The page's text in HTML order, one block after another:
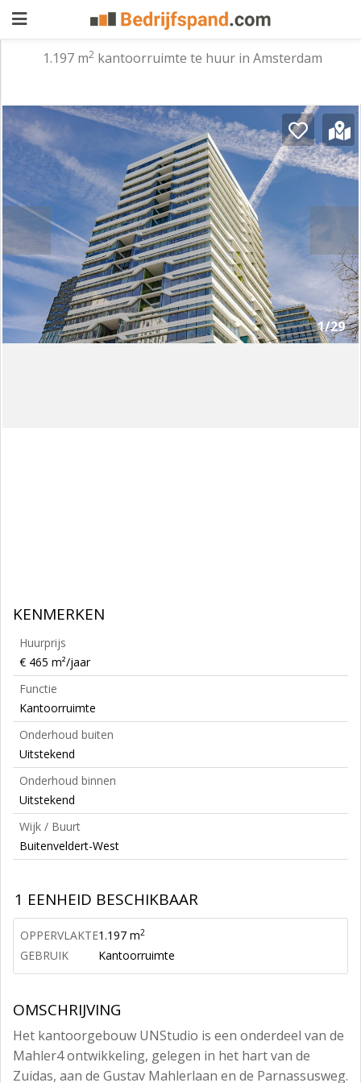
aanbieden
Pand
zoeken
Waarom
adverteren
Premium
adverteren
Registreren
Login
1.197 m2kantoorruimte te huur in Amsterdam
1/29
KENMERKEN
Huurprijs
€ 465 m²/jaar
Functie
Kantoorruimte
Onderhoud buiten
Uitstekend
Onderhoud binnen
Uitstekend
Wijk / Buurt
Buitenveldert-West
1 EENHEID BESCHIKBAAR
OPPERVLAKTE1.197 m2
GEBRUIK Kantoorruimte
OMSCHRIJVING
Het kantoorgebouw UNStudio is een onderdeel van de
Mahler4 ontwikkeling, gelegen in het hart van de
Zuidas, aan de Gustav Mahlerlaan en de Parnassusweg.